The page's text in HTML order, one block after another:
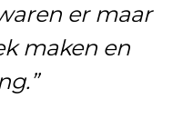
er maar
maken en